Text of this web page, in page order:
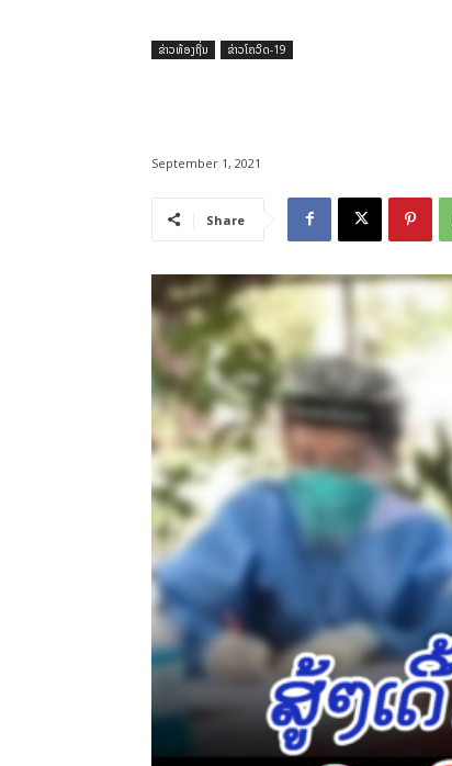
ຂ່າວທ້ອງຖິ່ນ ຂ່າວໂຄວິດ-19
September 1, 2021
Share